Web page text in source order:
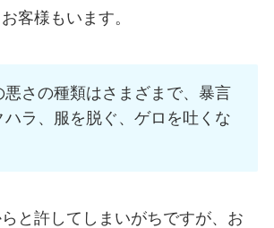
客様もいます。
悪さの種類はさまざまで、暴言
ハラ、服を脱ぐ、ゲロを吐くな
と許してしまいがちですが、お